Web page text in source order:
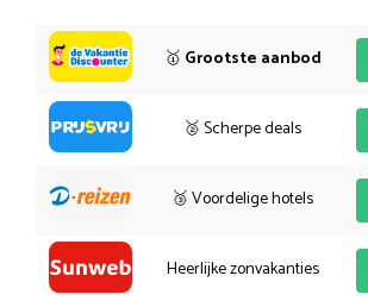
🥇 Grootste aanbod
🥈 Scherpe deals
🥉 Voordelige hotels
Heerlijke zonvakanties